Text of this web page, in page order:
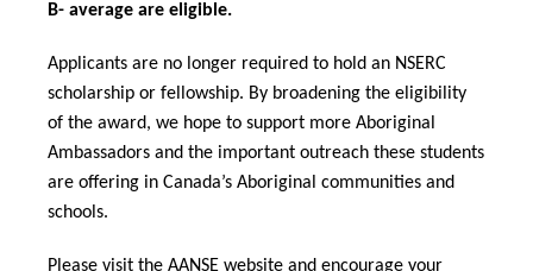
B- average are eligible.
Applicants are no longer required to hold an NSERC
scholarship or fellowship. By broadening the eligibility
of the award, we hope to support more Aboriginal
Ambassadors and the important outreach these students
are offering in Canada’s Aboriginal communities and
schools.
Please visit the AANSE website and encourage your